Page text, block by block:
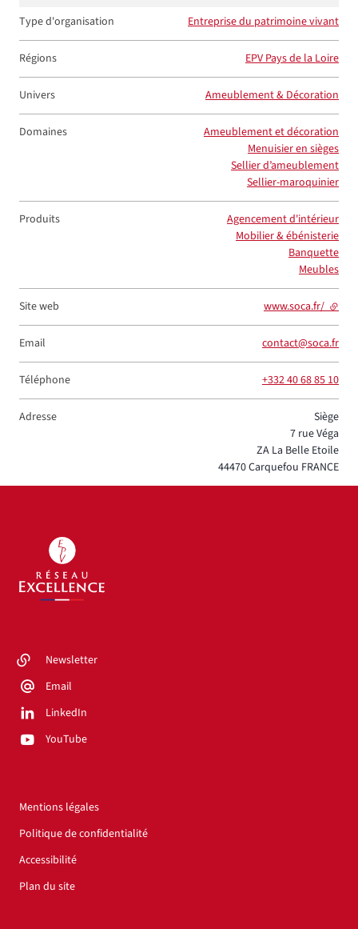
Type d'organisation Entreprise du patrimoine vivant
Régions EPV Pays de la Loire
Univers Ameublement & Décoration
Domaines
Ameublement et décoration
Menuisier en sièges
Sellier d’ameublement
Sellier-maroquinier
Produits
Agencement d'intérieur
Mobilier & ébénisterie
Banquette
Meubles
Site web www.soca.fr/ - lien
Email contact@soca.fr
Téléphone +332 40 68 85 10
Adresse
Siège
7 rue Véga
ZA La Belle Etoile
44470Carquefou FRANCE
Newsletter
Email
LinkedIn
YouTube
Mentions légales
Politique de confidentialité
Accessibilité
Plan du site